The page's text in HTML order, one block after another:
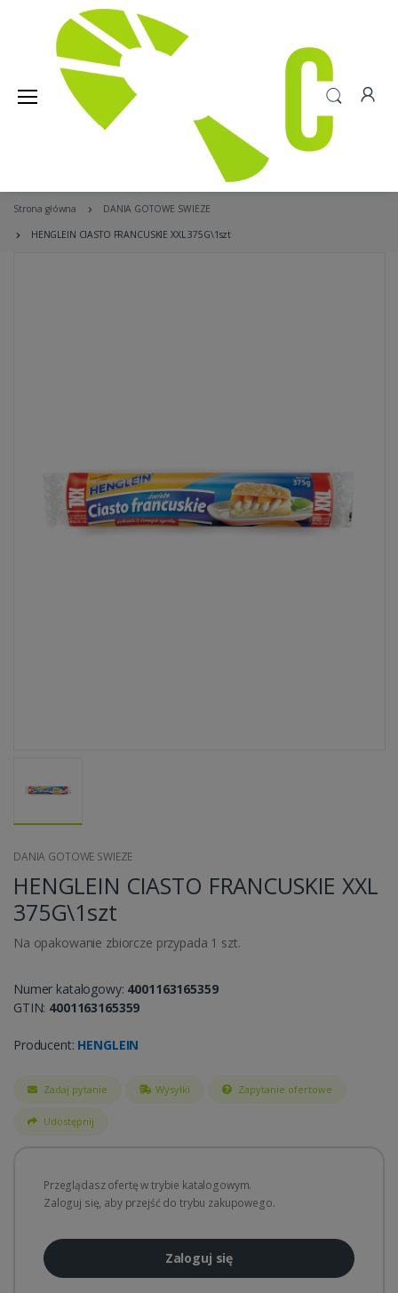
Strona główna DANIA GOTOWE SWIEZE
HENGLEIN CIASTO FRANCUSKIE XXL 375G\1szt
DANIA GOTOWE SWIEZE
HENGLEIN CIASTO FRANCUSKIE XXL
375G\1szt
Na opakowanie zbiorcze przypada 1 szt.
Numer katalogowy: 4001163165359
GTIN: 4001163165359
Producent: HENGLEIN
Zadaj pytanie Wysyłki Zapytanie ofertowe
Udostępnij
Przeglądasz ofertę w trybie katalogowym.
Zaloguj się, aby przejść do trybu zakupowego.
Zaloguj się